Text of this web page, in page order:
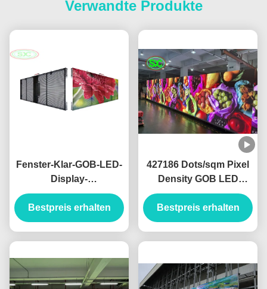
Verwandte Produkte
Fenster-Klar-GOB-LED-
Display-
Werbebildschirm mit
dualer
Notstromversorgung
Zuverlässigkeit
Bestpreis erhalten
427186 Dots/sqm Pixel
Density GOB LED
Display with Epistar Led
Chip and 300*168.75mm
Module Size
Bestpreis erhalten